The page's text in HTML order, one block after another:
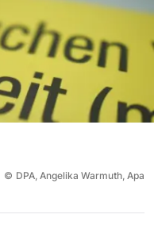
© DPA, Angelika Warmuth, Apa